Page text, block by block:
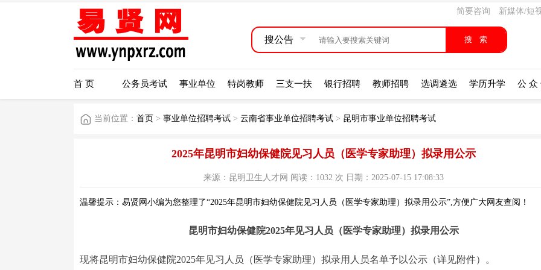
简要咨询 新媒体/短
搜公告
首 页 公务员考试 事业单位 特岗教师 三支一扶 银行招聘 教师招聘 选调遴选 学历升学 公 众
当前位置： 首页 > 事业单位招聘考试 > 云南省事业单位招聘考试 > 昆明市事业单位招聘考试
2025年昆明市妇幼保健院见习人员（医学专家助理）拟录用公示
来源：昆明卫生人才网 阅读：1032 次 日期：2025-07-15 17:08:33
温馨提示：易贤网小编为您整理了“2025年昆明市妇幼保健院见习人员（医学专家助理）拟录用公示”,方便广大网友查阅！
昆明市妇幼保健院2025年见习人员（医学专家助理）拟录用公示
现将昆明市妇幼保健院2025年见习人员（医学专家助理）拟录用人员名单予以公示（详见附件）。